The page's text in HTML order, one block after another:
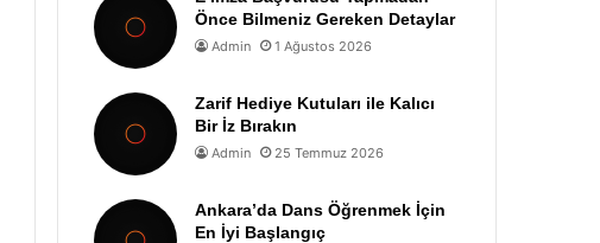
Önce Bilmeniz Gereken Detaylar
Admin 1 Ağustos 2026
Zarif Hediye Kutuları ile Kalıcı
Bir İz Bırakın
Admin 25 Temmuz 2026
Ankara’da Dans Öğrenmek İçin
En İyi Başlangıç